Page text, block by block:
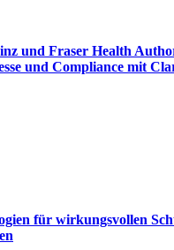
und Fraser Health
und Compliance mit
für wirkungsvollen